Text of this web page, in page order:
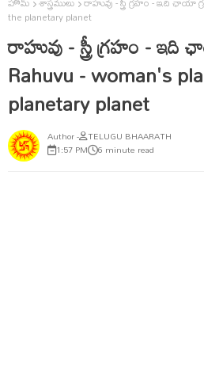
the planetary planet
రాహువు - స్త్రీ గ్రహం -
Rahuvu - woman's
planetary planet
TELUGU BHAARATH
1:57 PM 6 minute read